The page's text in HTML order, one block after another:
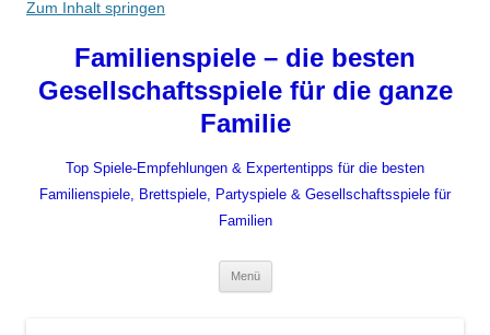
Zum Inhalt springen
Familienspiele – die besten
Gesellschaftsspiele für die ganze
Familie
Top Spiele-Empfehlungen & Expertentipps für die besten
Familienspiele, Brettspiele, Partyspiele & Gesellschaftsspiele für
Familien
Menü